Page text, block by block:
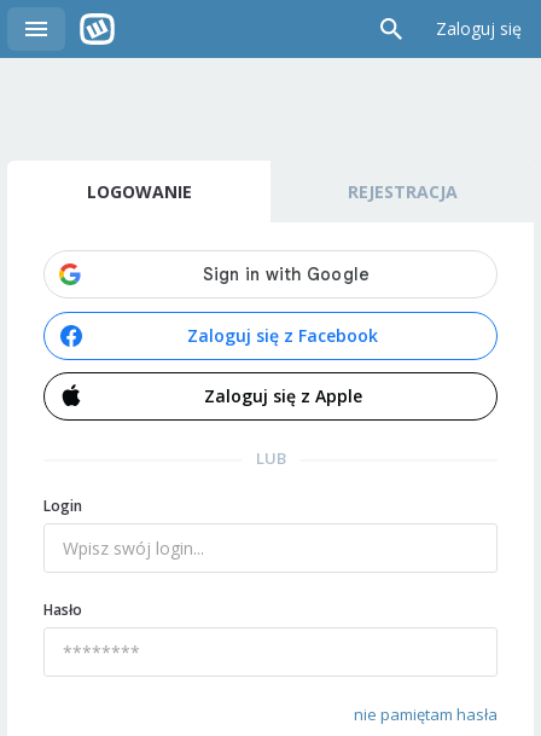
Zaloguj się
LOGOWANIE REJESTRACJA
Zaloguj się z Facebook
Zaloguj się z Apple
LUB
Login
Hasło
nie pamiętam hasła